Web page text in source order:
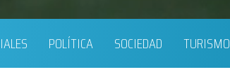
POLÍTICA SOCIEDAD TURISMO